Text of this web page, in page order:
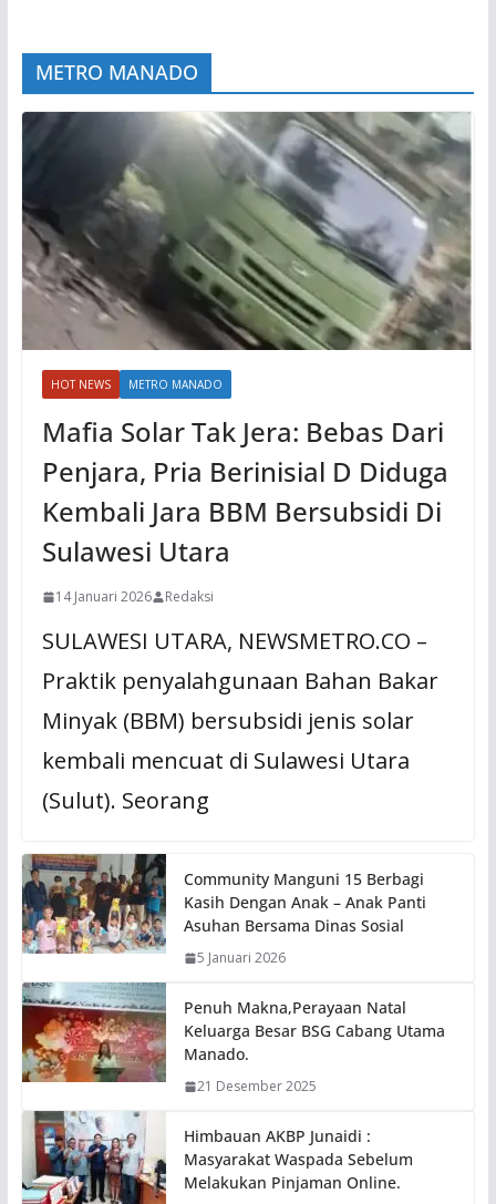
METRO MANADO
HOT NEWS METRO MANADO
Mafia Solar Tak Jera: Bebas Dari
Penjara, Pria Berinisial D Diduga
Kembali Jara BBM Bersubsidi Di
Sulawesi Utara
14 Januari 2026 Redaksi
SULAWESI UTARA, NEWSMETRO.CO –
Praktik penyalahgunaan Bahan Bakar
Minyak (BBM) bersubsidi jenis solar
kembali mencuat di Sulawesi Utara
(Sulut). Seorang
Community Manguni 15 Berbagi
Kasih Dengan Anak – Anak Panti
Asuhan Bersama Dinas Sosial
5 Januari 2026
Penuh Makna,Perayaan Natal
Keluarga Besar BSG Cabang Utama
Manado.
21 Desember 2025
Himbauan AKBP Junaidi :
Masyarakat Waspada Sebelum
Melakukan Pinjaman Online.